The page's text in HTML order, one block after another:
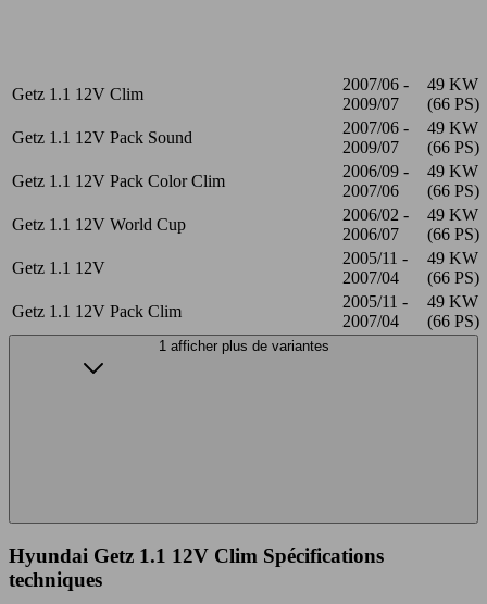
Getz 1.1 12V Clim
2007/06 -
2009/07
49 KW
(66 PS)
Getz 1.1 12V Pack Sound
2007/06 -
2009/07
49 KW
(66 PS)
Getz 1.1 12V Pack Color Clim
2006/09 -
2007/06
49 KW
(66 PS)
Getz 1.1 12V World Cup
2006/02 -
2006/07
49 KW
(66 PS)
Getz 1.1 12V
2005/11 -
2007/04
49 KW
(66 PS)
Getz 1.1 12V Pack Clim
2005/11 -
2007/04
49 KW
(66 PS)
1 afficher plus de variantes
Hyundai Getz 1.1 12V Clim Spécifications
techniques